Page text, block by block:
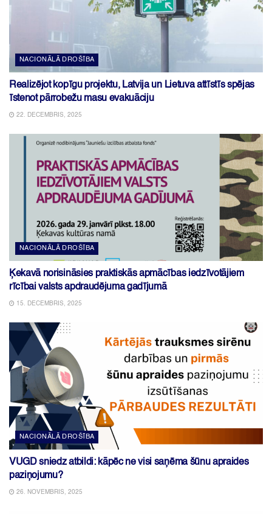
NACIONĀLĀ DROŠĪBA
Realizējot kopīgu projektu, Latvija un Lietuva attīstīs spējas
īstenot pārrobežu masu evakuāciju
22. DECEMBRIS, 2025
NACIONĀLĀ DROŠĪBA
Ķekavā norisināsies praktiskās apmācības iedzīvotājiem
rīcībai valsts apdraudējuma gadījumā
15. DECEMBRIS, 2025
NACIONĀLĀ DROŠĪBA
VUGD sniedz atbildi: kāpēc ne visi saņēma šūnu apraides
paziņojumu?
26. NOVEMBRIS, 2025